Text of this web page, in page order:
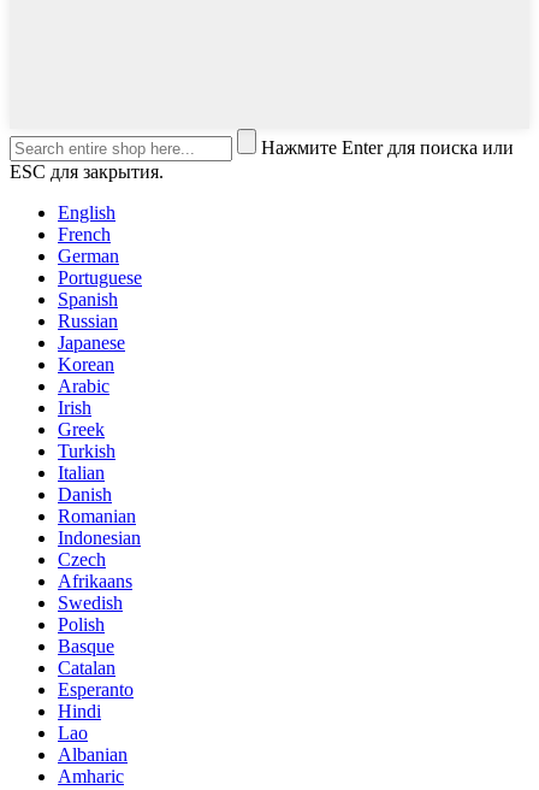
Нажмите Enter для поиска или
ESC для закрытия.
English
French
German
Portuguese
Spanish
Russian
Japanese
Korean
Arabic
Irish
Greek
Turkish
Italian
Danish
Romanian
Indonesian
Czech
Afrikaans
Swedish
Polish
Basque
Catalan
Esperanto
Hindi
Lao
Albanian
Amharic